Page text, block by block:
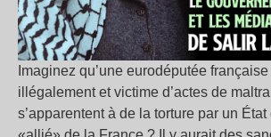
Imaginez qu’une eurodéputée
illégalement et victime d’actes de
s’apparentent à de la torture par un